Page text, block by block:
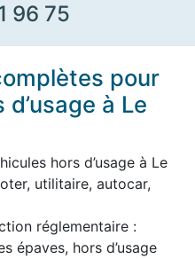
96 75
pour
à Le
hors d’usage à Le
utilitaire, autocar,
réglementaire :
épaves, hors d’usage